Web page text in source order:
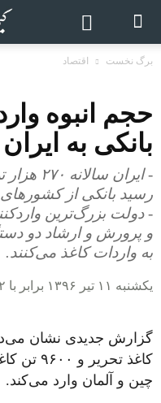
برگ نخست اقتصاد
حجم انبوه
بانکی به ایران
رسید بانکی از
- دولت بزرگ‌ترین
و پرورش و ارشاد دو
به واردات کاغذ می‌کنند.
یکشنبه ۱۱ تیر ۱۳۹۶ برابر با ۰۲ ژوئیه ۲۰۱۷
کاغذ
چین و آلمان وارد می‌کند.